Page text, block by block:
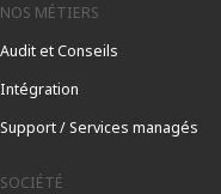
NOS MÉTIERS
Audit et Conseils
Intégration
Support / Services managés
SOCIÉTÉ